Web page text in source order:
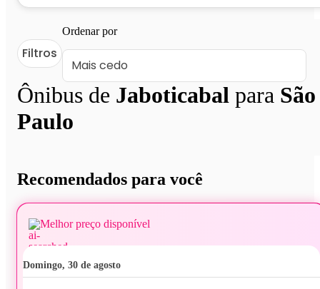
Ônibus de Jaboticabal para São
Paulo
Filtros
Ordenar por
Recomendados para você
Melhor preço disponível
domingo, 30 de agosto